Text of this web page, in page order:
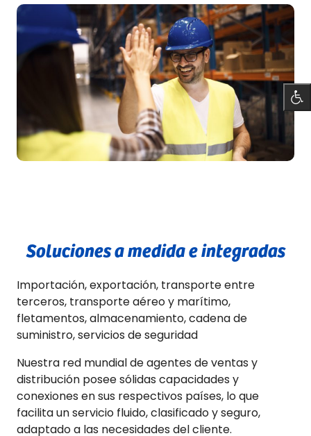
Soluciones a medida e integradas
Importación, exportación, transporte entre
terceros, transporte aéreo y marítimo,
fletamentos, almacenamiento, cadena de
suministro, servicios de seguridad
Nuestra red mundial de agentes de ventas y
distribución posee sólidas capacidades y
conexiones en sus respectivos países, lo que
facilita un servicio fluido, clasificado y seguro,
adaptado a las necesidades del cliente.